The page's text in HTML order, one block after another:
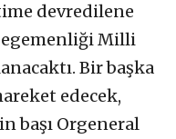
devredilene
egemenliği Milli
Bir başka
edecek,
başı Orgeneral